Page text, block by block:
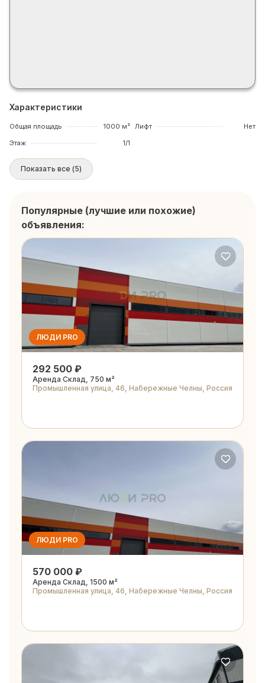
Характеристики
Общая площадь
1000 м²
Этаж
1/1
Лифт Нет
Показать все (5)
Популярные (лучшие или похожие)
объявления:
ЛЮДИ PRO
292 500 ₽
Аренда Склад, 750 м²
Промышленная улица, 46, Набережные Челны, Россия
ЛЮДИ PRO
570 000 ₽
Аренда Склад, 1500 м²
Промышленная улица, 46, Набережные Челны, Россия